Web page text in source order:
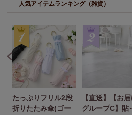
人気アイテムランキング（雑貨）
たっぷりフリル2段
折りたたみ傘(ゴー
【直送】【お
グループC】貼